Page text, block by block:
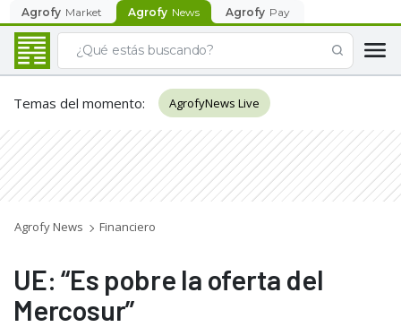
Agrofy Market Agrofy News Agrofy Pay
Temas del momento: AgrofyNews Live
Agrofy News Financiero
UE: “Es pobre la oferta del
Mercosur”